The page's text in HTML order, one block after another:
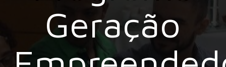
Geração